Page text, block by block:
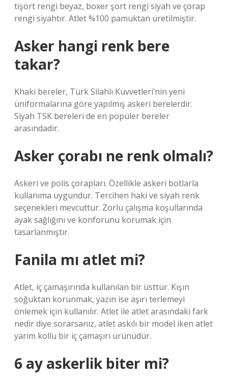
tişört rengi beyaz, boxer şort rengi siyah ve çorap
rengi siyahtır. Atlet %100 pamuktan üretilmiştir.
Asker hangi renk bere
takar?
Khaki bereler, Türk Silahlı Kuvvetleri’nin yeni
üniformalarına göre yapılmış askeri berelerdir.
Siyah TSK bereleri de en popüler bereler
arasındadır.
Asker çorabı ne renk olmalı?
Askeri ve polis çorapları. Özellikle askeri botlarla
kullanıma uygundur. Tercihen haki ve siyah renk
seçenekleri mevcuttur. Zorlu çalışma koşullarında
ayak sağlığını ve konforunu korumak için
tasarlanmıştır.
Fanila mı atlet mi?
Atlet, iç çamaşırında kullanılan bir üsttür. Kışın
soğuktan korunmak, yazın ise aşırı terlemeyi
önlemek için kullanılır. Atlet ile atlet arasındaki fark
nedir diye sorarsanız, atlet askılı bir model iken atlet
yarım kollu bir iç çamaşırı ürünüdür.
6 ay askerlik biter mi?